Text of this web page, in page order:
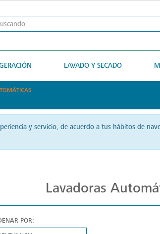
LAVADO Y SECADO
y servicio, de acuerdo a tus hábitos de
Lavadoras
POR: